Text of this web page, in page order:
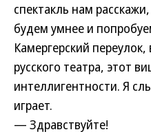
спектакль нам
будем умнее и
Камергерский
русского театра, этот
интеллигентности. Я
играет.
— Здравствуйте!